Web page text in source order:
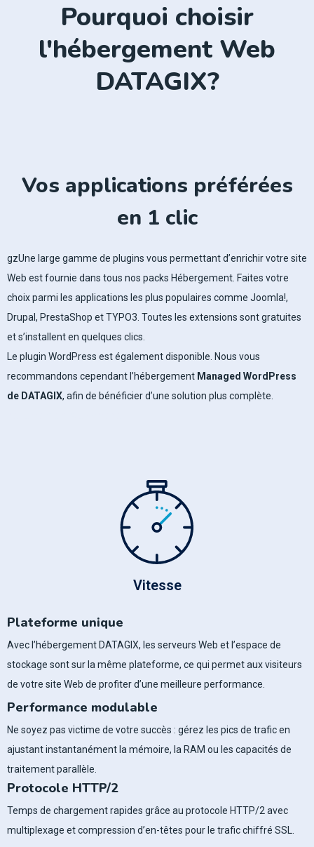
Pourquoi choisir
l'hébergement Web
DATAGIX?
Vos applications préférées
en 1 clic
gzUne large gamme de plugins vous permettant d’enrichir votre site
Web est fournie dans tous nos packs Hébergement. Faites votre
choix parmi les applications les plus populaires comme Joomla!,
Drupal, PrestaShop et TYPO3. Toutes les extensions sont gratuites
et s’installent en quelques clics.
Le plugin WordPress est également disponible. Nous vous
recommandons cependant l’hébergement Managed WordPress
de DATAGIX, afin de bénéficier d’une solution plus complète.
Vitesse
Plateforme unique
Avec l’hébergement DATAGIX, les serveurs Web et l’espace de
stockage sont sur la même plateforme, ce qui permet aux visiteurs
de votre site Web de profiter d’une meilleure performance.
Performance modulable
Ne soyez pas victime de votre succès : gérez les pics de trafic en
ajustant instantanément la mémoire, la RAM ou les capacités de
traitement parallèle.
Protocole HTTP/2
Temps de chargement rapides grâce au protocole HTTP/2 avec
multiplexage et compression d’en-têtes pour le trafic chiffré SSL.